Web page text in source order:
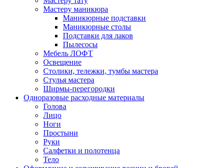
Мастеру маникюра
Маникюрные подставки
Маникюрные столы
Подставки для лаков
Пылесосы
Мебель ЛОФТ
Освещение
Столики, тележки, тумбы мастера
Стулья мастера
Ширмы-перегородки
Одноразовые расходные материалы
Голова
Лицо
Ноги
Простыни
Руки
Салфетки и полотенца
Тело